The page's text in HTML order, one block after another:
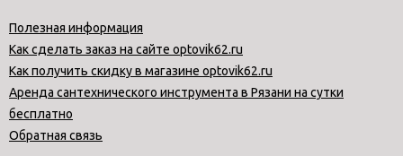
Полезная информация
Как сделать заказ на сайте optovik62.ru
Как получить скидку в магазине optovik62.ru
Аренда сантехнического инструмента в Рязани на сутки
бесплатно
Обратная связь